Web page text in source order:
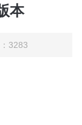
本
3283